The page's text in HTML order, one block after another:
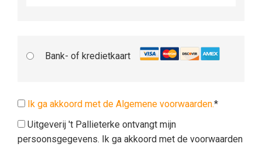
Bank- of kredietkaart
Ik ga akkoord met de Algemene voorwaarden.*
Uitgeverij 't Pallieterke ontvangt mijn
persoonsgegevens. Ik ga akkoord met de voorwaarden